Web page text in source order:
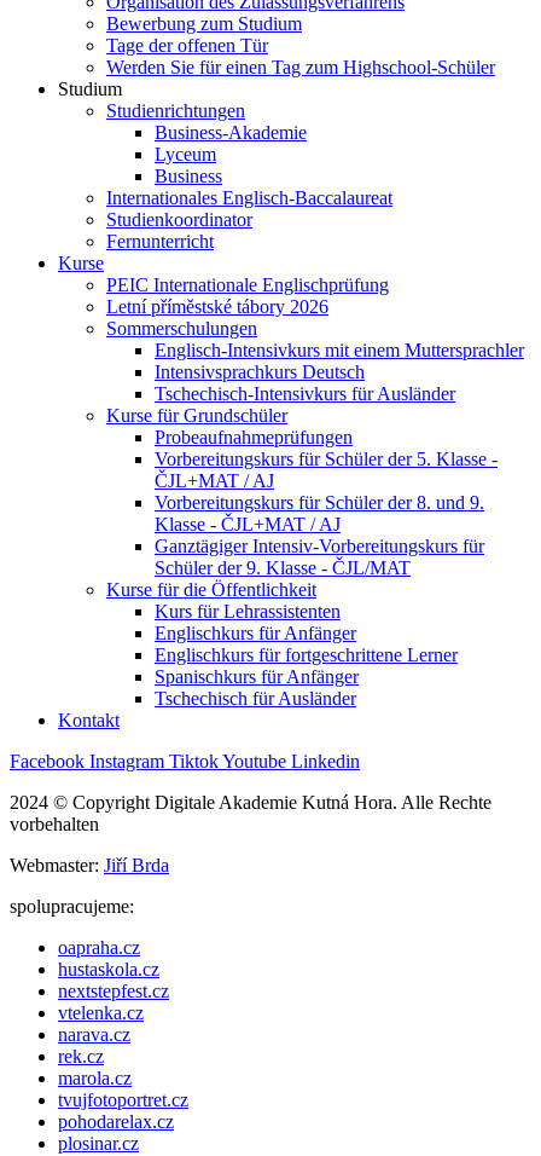
Bewerbung zum Studium
Tage der offenen Tür
Werden Sie für einen Tag zum Highschool-Schüler
Studium
Studienrichtungen
Business-Akademie
Lyceum
Business
Internationales Englisch-Baccalaureat
Studienkoordinator
Fernunterricht
Kurse
PEIC Internationale Englischprüfung
Letní příměstské tábory 2026
Sommerschulungen
Englisch-Intensivkurs mit einem Muttersprachler
Intensivsprachkurs Deutsch
Tschechisch-Intensivkurs für Ausländer
Kurse für Grundschüler
Probeaufnahmeprüfungen
Vorbereitungskurs für Schüler der 5. Klasse -
ČJL+MAT / AJ
Vorbereitungskurs für Schüler der 8. und 9.
Klasse - ČJL+MAT / AJ
Ganztägiger Intensiv-Vorbereitungskurs für
Schüler der 9. Klasse - ČJL/MAT
Kurse für die Öffentlichkeit
Kurs für Lehrassistenten
Englischkurs für Anfänger
Englischkurs für fortgeschrittene Lerner
Spanischkurs für Anfänger
Tschechisch für Ausländer
Kontakt
Facebook Instagram TiktokYoutube Linkedin
2024 © Copyright Digitale Akademie Kutná Hora. Alle Rechte
vorbehalten
Webmaster: Jiří Brda
spolupracujeme:
oapraha.cz
hustaskola.cz
nextstepfest.cz
vtelenka.cz
narava.cz
rek.cz
marola.cz
tvujfotoportret.cz
pohodarelax.cz
plosinar.cz